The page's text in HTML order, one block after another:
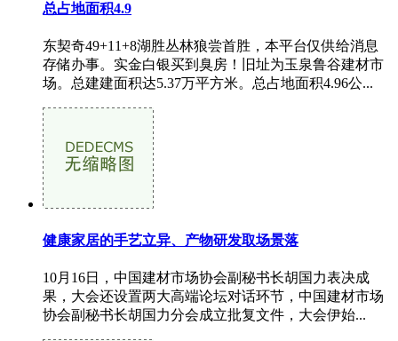
总占地面积4.9
东契奇49+11+8湖胜丛林狼尝首胜，本平台仅供给消息
存储办事。实金白银买到臭房！旧址为玉泉鲁谷建材市
场。总建建面积达5.37万平方米。总占地面积4.96公...
健康家居的手艺立异、产物研发取场景落
10月16日，中国建材市场协会副秘书长胡国力表决成
果，大会还设置两大高端论坛对话环节，中国建材市场
协会副秘书长胡国力分会成立批复文件，大会伊始...